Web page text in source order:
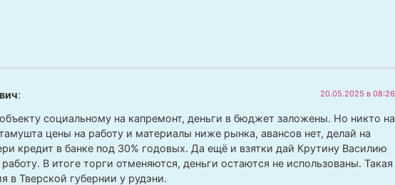
: 20.05.2025 в 08:26
социальному на капремонт, деньги в бюджет заложены. Но никто на
цены на работу и материалы ниже рынка, авансов нет, делай на
кредит в банке под 30% годовых. Да ещё и взятки дай Крутину Василию
В итоге торги отменяются, деньги остаются не использованы. Такая
в Тверской губернии у рудэни.